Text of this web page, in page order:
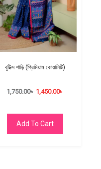
বুটিক্স শাড়ি (প্রিমিয়াম কোয়ালিটি)
1,750.00৳ 1,450.00৳
Add To Cart